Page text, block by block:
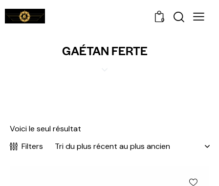
0
GAÉTAN FERTE
Voici le seul résultat
Filters